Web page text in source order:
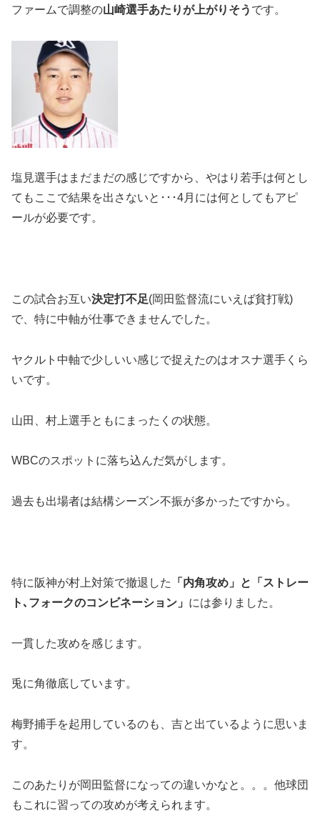
ファームで調整の山崎選手あたりが上がりそう です。
塩見選手はまだまだの感じですから、やはり若手は何とし
てもここで結果を出さないと･･･4月には何としてもアピ
ールが必要です。
この試合お互い決定打不足(岡田監督流にいえば貧打戦)
で、特に中軸が仕事できませんでした。
ヤクルト中軸で少しいい感じで捉えたのはオスナ選手くら
いです。
山田、村上選手ともにまったくの状態。
WBCのスポットに落ち込んだ気がします。
過去も出場者は結構シーズン不振が多かったですから。
特に阪神が村上対策で撤退した
「内角攻め」と「ストレー
ト､フォークのコンビネーション」 には参りました。
一貫した攻めを感じます。
兎に角徹底しています。
梅野捕手を起用しているのも、吉と出ているように思いま
す。
このあたりが岡田監督になっての違いかなと。。。他球団
もこれに習っての攻めが考えられます。